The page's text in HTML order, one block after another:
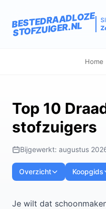
BESTEDRAADLOZE
STOFZUIGER.NL
Home
Top 10
stofzuigers
Bijgewerkt: augustus
Overzicht Koopgids
Je wilt dat